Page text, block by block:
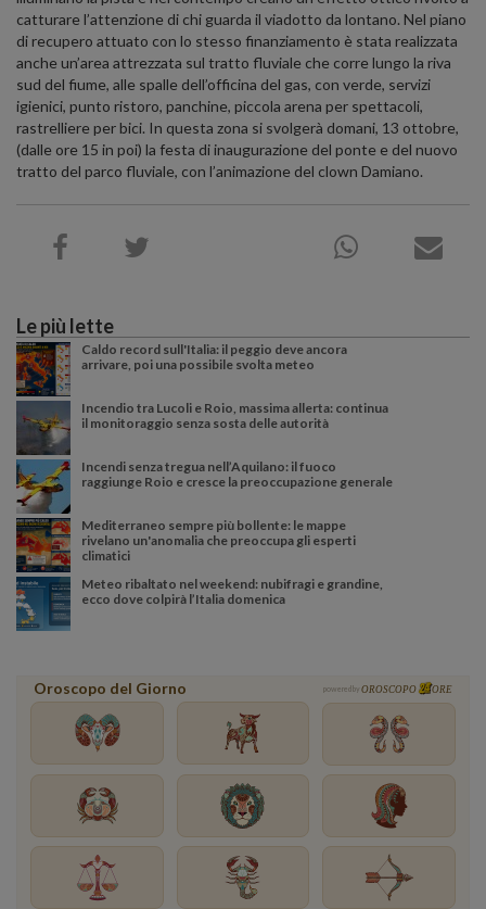
catturare l’attenzione di chi guarda il viadotto da lontano. Nel piano
di recupero attuato con lo stesso finanziamento è stata realizzata
anche un’area attrezzata sul tratto fluviale che corre lungo la riva
sud del fiume, alle spalle dell’officina del gas, con verde, servizi
igienici, punto ristoro, panchine, piccola arena per spettacoli,
rastrelliere per bici. In questa zona si svolgerà domani, 13 ottobre,
(dalle ore 15 in poi) la festa di inaugurazione del ponte e del nuovo
tratto del parco fluviale, con l’animazione del clown Damiano.
Le più lette
Caldo record sull'Italia: il peggio deve ancora
arrivare, poi una possibile svolta meteo
Incendio tra Lucoli e Roio, massima allerta: continua
il monitoraggio senza sosta delle autorità
Incendi senza tregua nell’Aquilano: il fuoco
raggiunge Roio e cresce la preoccupazione generale
Mediterraneo sempre più bollente: le mappe
rivelano un'anomalia che preoccupa gli esperti
climatici
Meteo ribaltato nel weekend: nubifragi e grandine,
ecco dove colpirà l’Italia domenica
Oroscopo del Giorno powered by OROSCOPO ORE